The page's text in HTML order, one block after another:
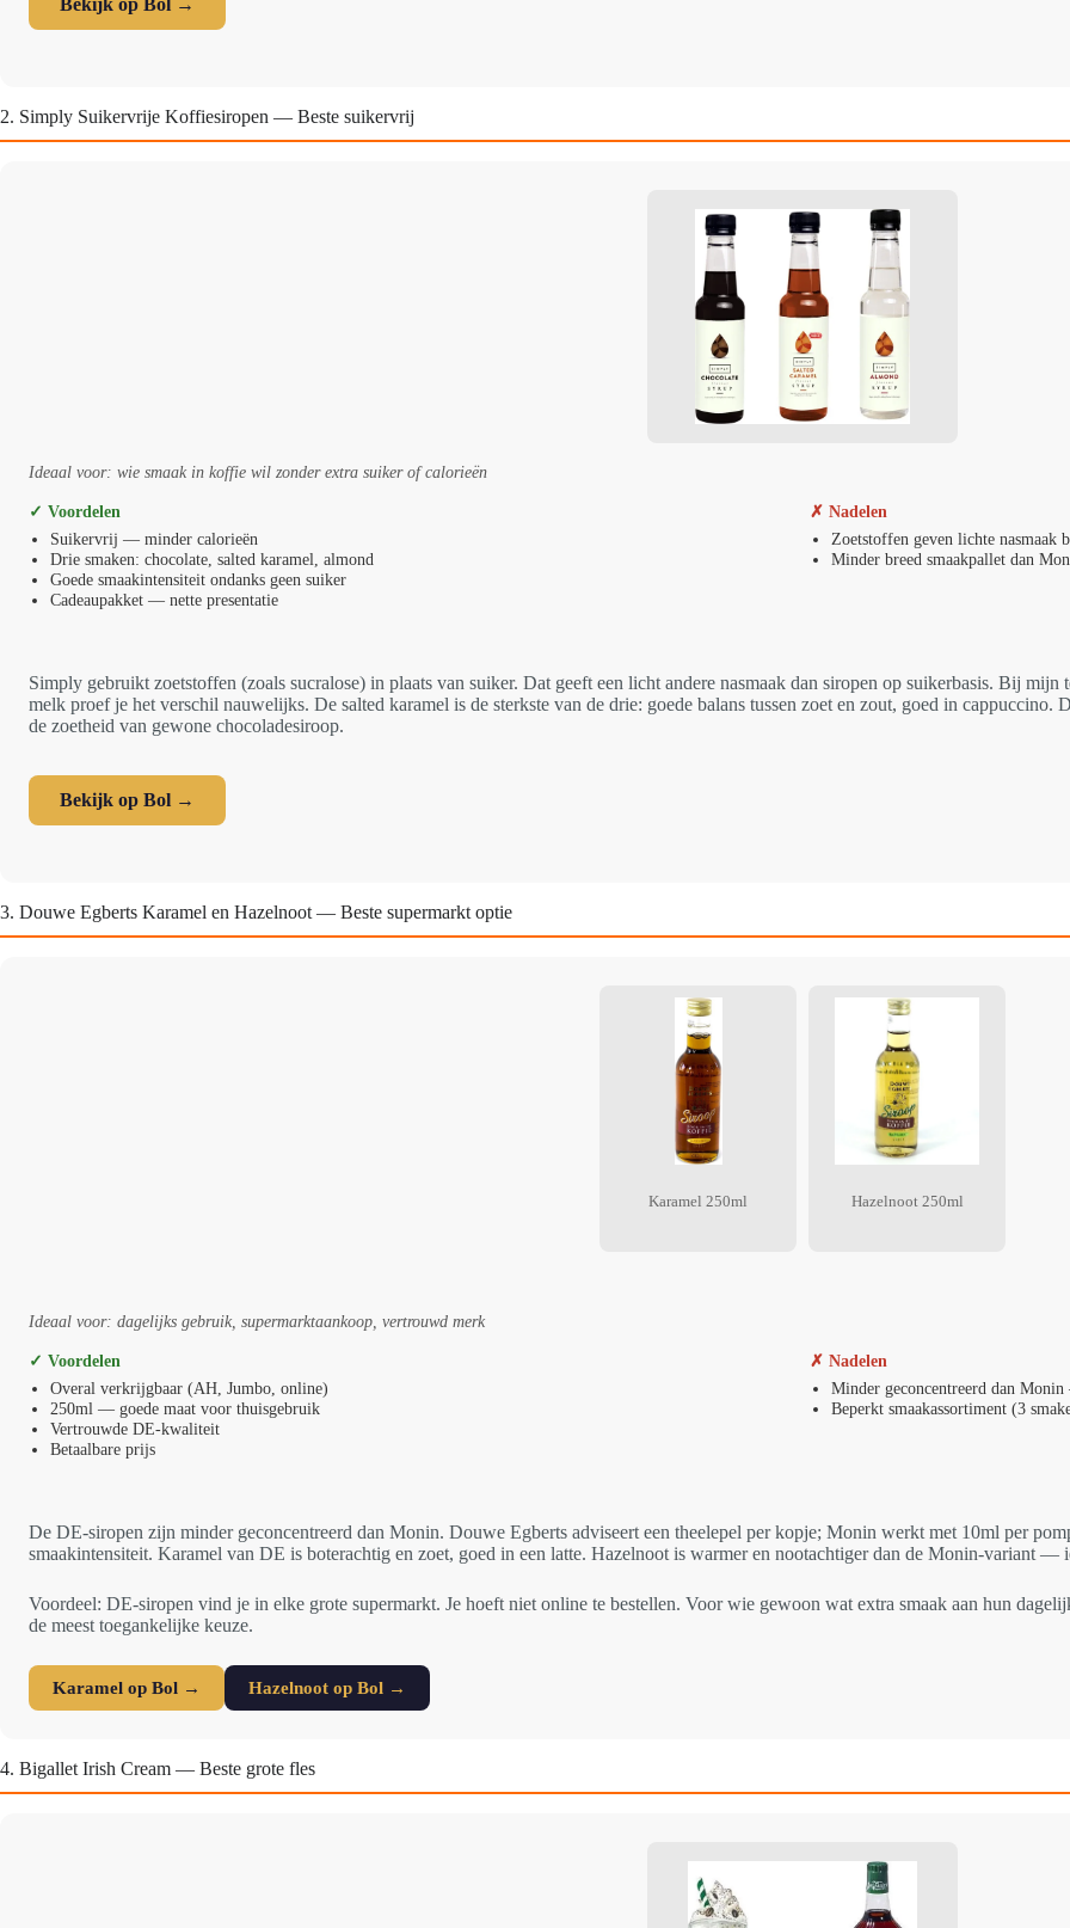
Bekijk op Bol →
2. Simply Suikervrije Koffiesiropen — Beste suikervrij
Ideaal voor: wie smaak in koffie wil zonder extra suiker of calorieën
✓ Voordelen
Suikervrij — minder calorieën
Drie smaken: chocolate, salted karamel, almond
Goede smaakintensiteit ondanks geen suiker
Cadeaupakket — nette presentatie
✗ Nadelen
Zoetstoffen geven lichte nasmaak
Minder breed smaakpallet dan
Simply gebruikt zoetstoffen (zoals sucralose) in plaats van suiker. Dat geeft een licht andere nasmaak dan siropen op suikerbasis. Bij
melk proef je het verschil nauwelijks. De salted karamel is de sterkste van de drie: goede balans tussen zoet en zout, goed in
de zoetheid van gewone chocoladesiroop.
Bekijk op Bol →
3. Douwe Egberts Karamel en Hazelnoot — Beste supermarkt optie
Karamel 250ml Hazelnoot 250ml
Ideaal voor: dagelijks gebruik, supermarktaankoop, vertrouwd merk
✓ Voordelen
Overal verkrijgbaar (AH, Jumbo, online)
250ml — goede maat voor thuisgebruik
Vertrouwde DE-kwaliteit
Betaalbare prijs
✗ Nadelen
Minder geconcentreerd dan
Beperkt smaakassortiment (3
De DE-siropen zijn minder geconcentreerd dan Monin. Douwe Egberts adviseert een theelepel per kopje; Monin werkt met 10ml per
smaakintensiteit. Karamel van DE is boterachtig en zoet, goed in een latte. Hazelnoot is warmer en nootachtiger dan de Monin-variant —
Voordeel: DE-siropen vind je in elke grote supermarkt. Je hoeft niet online te bestellen. Voor wie gewoon wat extra smaak aan hun
de meest toegankelijke keuze.
Karamel op Bol → Hazelnoot op Bol →
4. Bigallet Irish Cream — Beste grote fles